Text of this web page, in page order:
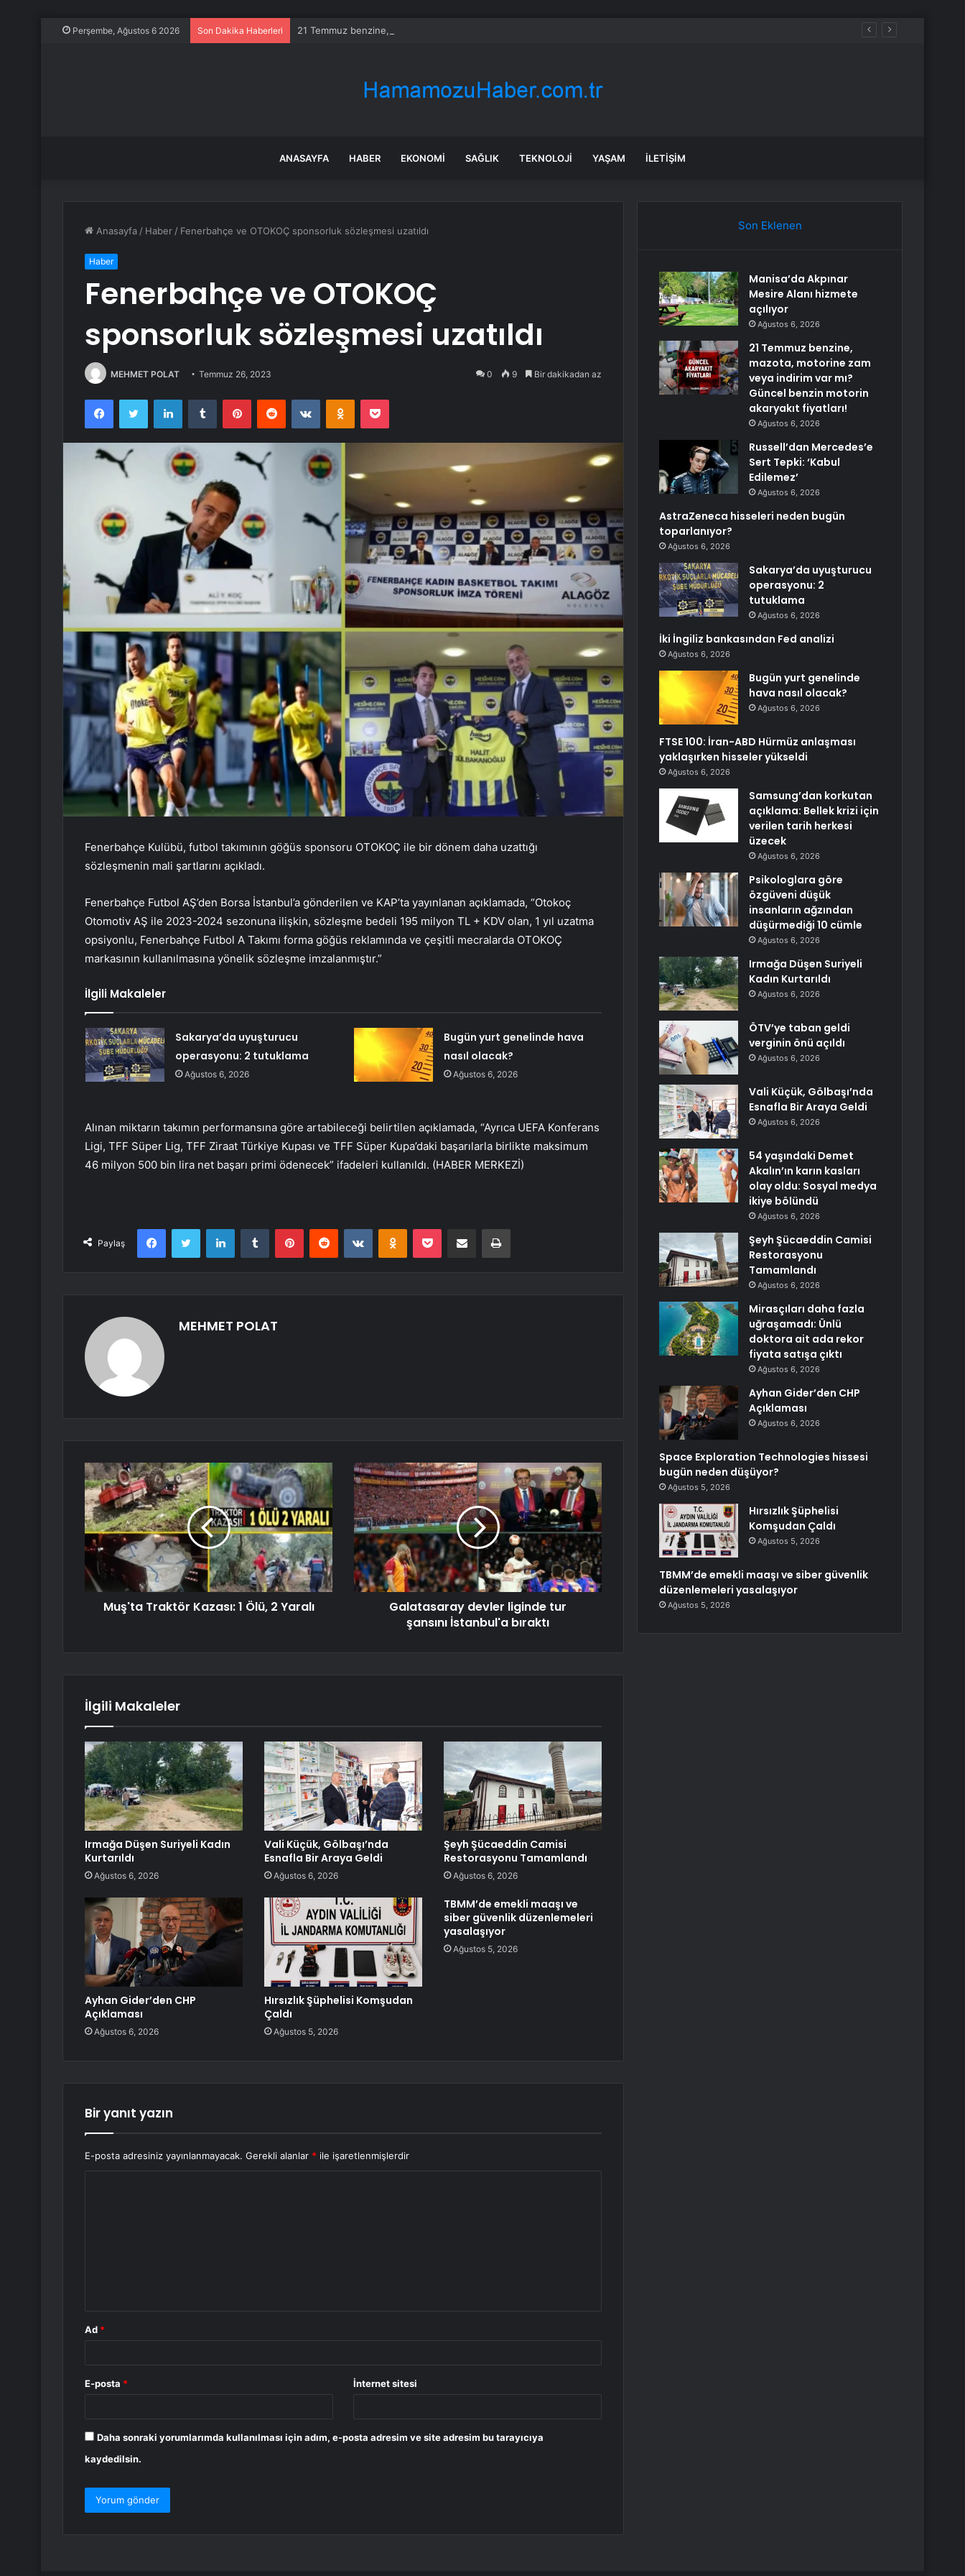
Perşembe, Ağustos 6 2026 Son Dakika Haberleri 21 Temmuz benzine, mazota, motorine zam veya indirim var mı? Güncel benzin motorin akaryakıt fiyatları!
ANASAYFA HABER EKONOMI SAĞLIK TEKNOLOJI YAŞAM İLETIŞIM
Anasayfa / Haber / Fenerbahçe ve OTOKOÇ sponsorluk sözleşmesi uzatıldı
Haber
Fenerbahçe ve OTOKOÇ
sponsorluk sözleşmesi uzatıldı
MEHMET POLAT Temmuz 26, 2023 0 9 Bir dakikadan az
FacebookTwitter LinkedInTumblr PinterestReddit VKontakteOdnoklassniki
Pocket
Fenerbahçe Kulübü, futbol takımının göğüs sponsoru OTOKOÇ ile bir dönem daha uzattığı
sözleşmenin mali şartlarını açıkladı.
Fenerbahçe Futbol AŞ’den Borsa İstanbul’a gönderilen ve KAP’ta yayınlanan açıklamada, “Otokoç
Otomotiv AŞ ile 2023-2024 sezonuna ilişkin, sözleşme bedeli 195 milyon TL + KDV olan, 1 yıl uzatma
opsiyonlu, Fenerbahçe Futbol A Takımı forma göğüs reklamında ve çeşitli mecralarda OTOKOÇ
markasının kullanılmasına yönelik sözleşme imzalanmıştır.”
İlgili Makaleler
Sakarya’da uyuşturucu
operasyonu: 2 tutuklama
Ağustos 6, 2026
Bugün yurt genelinde hava
nasıl olacak?
Ağustos 6, 2026
Alınan miktarın takımın performansına göre artabileceği belirtilen açıklamada, “Ayrıca UEFA Konferans
Ligi, TFF Süper Lig, TFF Ziraat Türkiye Kupası ve TFF Süper Kupa’daki başarılarla birlikte maksimum
46 milyon 500 bin lira net başarı primi ödenecek” ifadeleri kullanıldı. (HABER MERKEZİ)
Paylaş
FacebookTwitter LinkedInTumblr PinterestReddit VKontakteOdnoklassniki
Pocket E-Posta ile paylaş Yazdır
MEHMET POLAT
Muş'ta Traktör Kazası: 1 Ölü, 2 Yaralı
Galatasaray devler liginde tur
şansını İstanbul'a bıraktı
İlgili Makaleler
Irmağa Düşen Suriyeli Kadın
Kurtarıldı
Ağustos 6, 2026
Vali Küçük, Gölbaşı’nda
Esnafla Bir Araya Geldi
Ağustos 6, 2026
Şeyh Şücaeddin Camisi
Restorasyonu Tamamlandı
Ağustos 6, 2026
Ayhan Gider’den CHP
Açıklaması
Ağustos 6, 2026
Hırsızlık Şüphelisi Komşudan
Çaldı
Ağustos 5, 2026
TBMM’de emekli maaşı ve
siber güvenlik düzenlemeleri
yasalaşıyor
Ağustos 5, 2026
Bir yanıt yazın
E-posta adresiniz yayınlanmayacak. Gerekli alanlar * ile işaretlenmişlerdir
Ad *
E-posta * İnternet sitesi
Daha sonraki yorumlarımda kullanılması için adım, e-posta adresim ve site adresim bu tarayıcıya
kaydedilsin.
Son Eklenen
Manisa’da Akpınar
Mesire Alanı hizmete
açılıyor
Ağustos 6, 2026
21 Temmuz benzine,
mazota, motorine zam
veya indirim var mı?
Güncel benzin motorin
akaryakıt fiyatları!
Ağustos 6, 2026
Russell’dan Mercedes’e
Sert Tepki: ‘Kabul
Edilemez’
Ağustos 6, 2026
AstraZeneca hisseleri neden bugün
toparlanıyor?
Ağustos 6, 2026
Sakarya’da uyuşturucu
operasyonu: 2
tutuklama
Ağustos 6, 2026
İki İngiliz bankasından Fed analizi
Ağustos 6, 2026
Bugün yurt genelinde
hava nasıl olacak?
Ağustos 6, 2026
FTSE 100: İran-ABD Hürmüz anlaşması
yaklaşırken hisseler yükseldi
Ağustos 6, 2026
Samsung’dan korkutan
açıklama: Bellek krizi için
verilen tarih herkesi
üzecek
Ağustos 6, 2026
Psikologlara göre
özgüveni düşük
insanların ağzından
düşürmediği 10 cümle
Ağustos 6, 2026
Irmağa Düşen Suriyeli
Kadın Kurtarıldı
Ağustos 6, 2026
ÖTV’ye taban geldi
verginin önü açıldı
Ağustos 6, 2026
Vali Küçük, Gölbaşı’nda
Esnafla Bir Araya Geldi
Ağustos 6, 2026
54 yaşındaki Demet
Akalın’ın karın kasları
olay oldu: Sosyal medya
ikiye bölündü
Ağustos 6, 2026
Şeyh Şücaeddin Camisi
Restorasyonu
Tamamlandı
Ağustos 6, 2026
Mirasçıları daha fazla
uğraşamadı: Ünlü
doktora ait ada rekor
fiyata satışa çıktı
Ağustos 6, 2026
Ayhan Gider’den CHP
Açıklaması
Ağustos 6, 2026
Space Exploration Technologies hissesi
bugün neden düşüyor?
Ağustos 5, 2026
Hırsızlık Şüphelisi
Komşudan Çaldı
Ağustos 5, 2026
TBMM’de emekli maaşı ve siber güvenlik
düzenlemeleri yasalaşıyor
Ağustos 5, 2026